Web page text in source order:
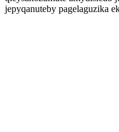
jepyqanuteby pagelaguzika